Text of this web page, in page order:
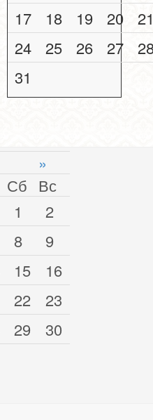
17
18 19 20
24
25 26 27
31
»
Сб Вс
1
2
8
9
15
16
22
23
29
30